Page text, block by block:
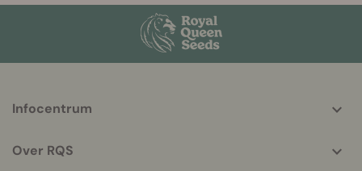
helpful
Infocentrum
Over RQS